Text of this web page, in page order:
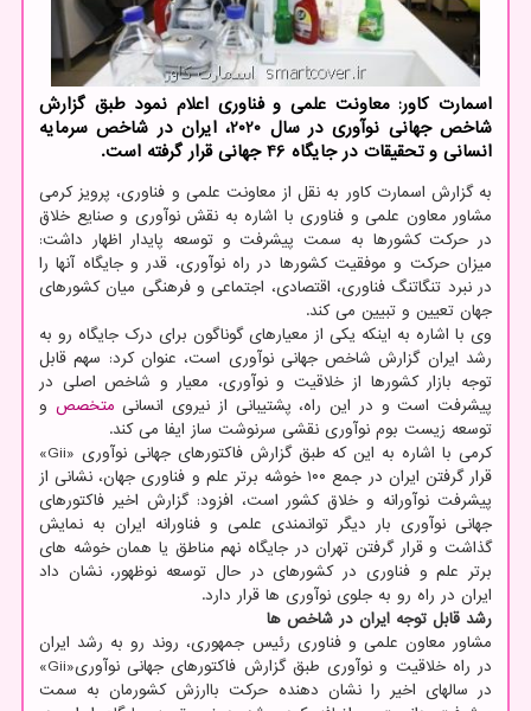
اسمارت کاور: معاونت علمی و فناوری اعلام نمود طبق گزارش
شاخص جهانی نوآوری در سال 2020، ایران در شاخص سرمایه
انسانی و تحقیقات در جایگاه 46 جهانی قرار گرفته است.
به گزارش اسمارت کاور به نقل از معاونت علمی و فناوری، پرویز کرمی
مشاور معاون علمی و فناوری با اشاره به نقش نوآوری و صنایع خلاق
در حرکت کشورها به سمت پیشرفت و توسعه پایدار اظهار داشت:
میزان حرکت و موفقیت کشورها در راه نوآوری، قدر و جایگاه آنها را
در نبرد تنگاتنگ فناوری، اقتصادی، اجتماعی و فرهنگی میان کشورهای
جهان تعیین و تبیین می کند.
وی با اشاره به اینکه یکی از معیارهای گوناگون برای درک جایگاه رو به
رشد ایران گزارش شاخص جهانی نوآوری است، عنوان کرد: سهم قابل
توجه بازار کشورها از خلاقیت و نوآوری، معیار و شاخص اصلی در
پیشرفت است و در این راه، پشتیبانی از نیروی انسانی متخصص و
توسعه زیست بوم نوآوری نقشی سرنوشت ساز ایفا می کند.
کرمی با اشاره به این که طبق گزارش فاکتورهای جهانی نوآوری «Gii»
قرار گرفتن ایران در جمع ۱۰۰ خوشه برتر علم و فناوری جهان، نشانی از
پیشرفت نوآورانه و خلاق کشور است، افزود: گزارش اخیر فاکتورهای
جهانی نوآوری بار دیگر توانمندی علمی و فناورانه ایران به نمایش
گذاشت و قرار گرفتن تهران در جایگاه نهم مناطق یا همان خوشه های
برتر علم و فناوری در کشورهای در حال توسعه نوظهور، نشان داد
ایران در راه رو به جلوی نوآوری ها قرار دارد.
رشد قابل توجه ایران در شاخص ها
مشاور معاون علمی و فناوری رئیس جمهوری، روند رو به رشد ایران
در راه خلاقیت و نوآوری طبق گزارش فاکتورهای جهانی نوآوری«Gii»
در سالهای اخیر را نشان دهنده حرکت باارزش کشورمان به سمت